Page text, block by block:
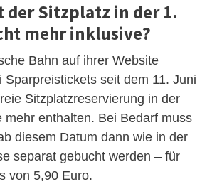
der Sitzplatz in der 1.
mehr inklusive?
Bahn auf ihrer Website
Sparpreistickets seit dem 11. Juni
Sitzplatzreservierung in der
mehr enthalten. Bei Bedarf muss
diesem Datum dann wie in der
separat gebucht werden – für
von 5,90 Euro.